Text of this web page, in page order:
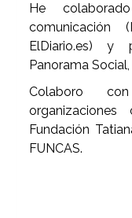
He
comunicación
ElDiario.es) y
Panorama
Colaboro
Fundación
FUNCAS.